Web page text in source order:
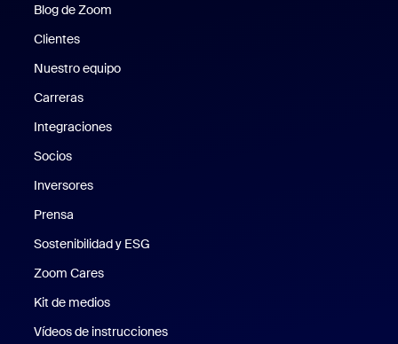
Blog de Zoom
Clientes
Nuestro equipo
Carreras
Integraciones
Socios
Inversores
Prensa
Sostenibilidad y ESG
Zoom Cares
Kit de medios
Vídeos de instrucciones